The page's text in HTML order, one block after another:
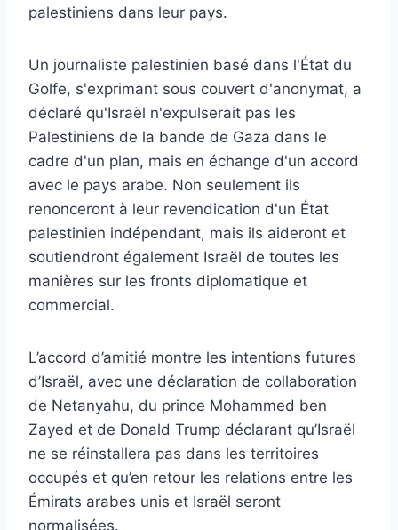
palestiniens dans leur pays.
Un journaliste palestinien basé dans l'État du
Golfe, s'exprimant sous couvert d'anonymat, a
déclaré qu'Israël n'expulserait pas les
Palestiniens de la bande de Gaza dans le
cadre d'un plan, mais en échange d'un accord
avec le pays arabe. Non seulement ils
renonceront à leur revendication d'un État
palestinien indépendant, mais ils aideront et
soutiendront également Israël de toutes les
manières sur les fronts diplomatique et
commercial.
L’accord d’amitié montre les intentions futures
d’Israël, avec une déclaration de collaboration
de Netanyahu, du prince Mohammed ben
Zayed et de Donald Trump déclarant qu’Israël
ne se réinstallera pas dans les territoires
occupés et qu’en retour les relations entre les
Émirats arabes unis et Israël seront
normalisées.